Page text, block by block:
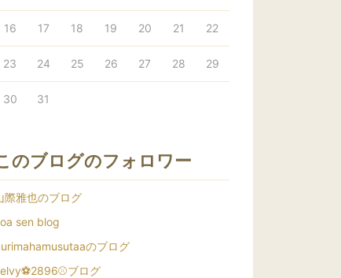
16 17 18 19 20 21 22
23 24 25 26 27 28 29
30 31
のブログのフォロワー
際雅也のブログ
sen blog
のブログ
ブログ